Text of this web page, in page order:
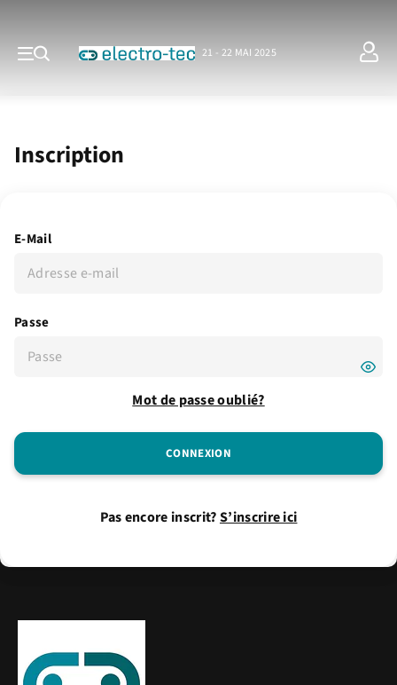
21 - 22 MAI 2025
Inscription
E-Mail
Passe
Mot de passe oublié?
Pas encore inscrit?S’inscrire ici